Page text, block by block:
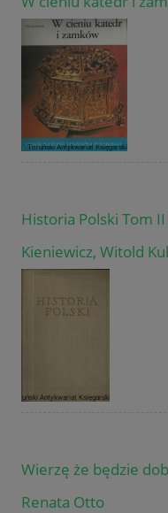
Historia Polski Tom
Kieniewicz, Witold
Wierzę że będzie
Renata Otto